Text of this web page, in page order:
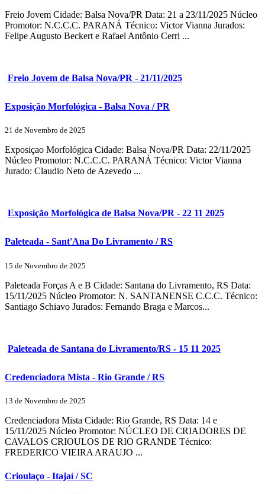
Freio Jovem Cidade: Balsa Nova/PR Data: 21 a 23/11/2025 Núcleo
Promotor: N.C.C.C. PARANÁ Técnico: Victor Vianna Jurados:
Felipe Augusto Beckert e Rafael Antônio Cerri ...
Freio Jovem de Balsa Nova/PR - 21/11/2025
Exposição Morfológica - Balsa Nova / PR
21 de Novembro de 2025
Exposiçao Morfológica Cidade: Balsa Nova/PR Data: 22/11/2025
Núcleo Promotor: N.C.C.C. PARANÁ Técnico: Victor Vianna
Jurado: Claudio Neto de Azevedo ...
Exposição Morfológica de Balsa Nova/PR - 22 11 2025
Paleteada - Sant'Ana Do Livramento / RS
15 de Novembro de 2025
Paleteada Forças A e B Cidade: Santana do Livramento, RS Data:
15/11/2025 Núcleo Promotor: N. SANTANENSE C.C.C. Técnico:
Santiago Schiavo Jurados: Fernando Braga e Marcos...
Paleteada de Santana do Livramento/RS - 15 11 2025
Credenciadora Mista - Rio Grande / RS
13 de Novembro de 2025
Credenciadora Mista Cidade: Rio Grande, RS Data: 14 e
15/11/2025 Núcleo Promotor: NÚCLEO DE CRIADORES DE
CAVALOS CRIOULOS DE RIO GRANDE Técnico:
FREDERICO VIEIRA ARAUJO ...
Crioulaço - Itajaí / SC